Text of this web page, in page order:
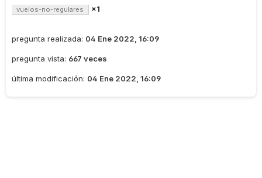
vuelos-no-regulares ×1
pregunta realizada: 04 Ene 2022, 16:09
pregunta vista: 667 veces
última modificación: 04 Ene 2022, 16:09